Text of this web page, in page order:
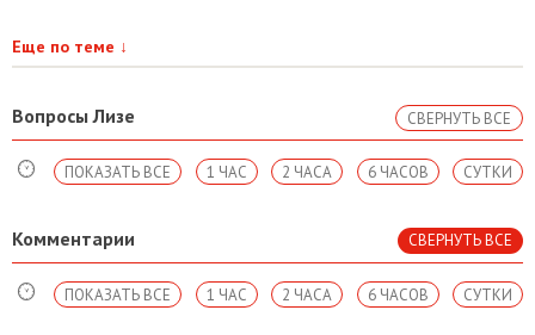
Еще по теме ↓
Вопросы Лизе СВЕРНУТЬ ВСЕ
СУТКИ
6 ЧАСОВ
2 ЧАСА
1 ЧАС
ПОКАЗАТЬ ВСЕ
Комментарии СВЕРНУТЬ ВСЕ
СУТКИ
6 ЧАСОВ
2 ЧАСА
1 ЧАС
ПОКАЗАТЬ ВСЕ